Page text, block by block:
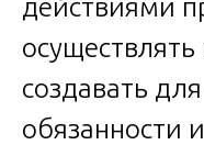
действиями
создавать
обязанности